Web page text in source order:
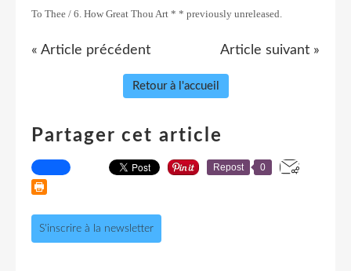
To Thee / 6. How Great Thou Art * * previously unreleased.
« Article précédent Article suivant »
Retour à l'accueil
Partager cet article
Repost 0
S'inscrire à la newsletter